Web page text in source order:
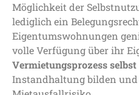
Möglichkeit der
lediglich ein
Eigentumswohnungen
volle Verfügung über ihr
Vermietungsprozess
Instandhaltung bilden und